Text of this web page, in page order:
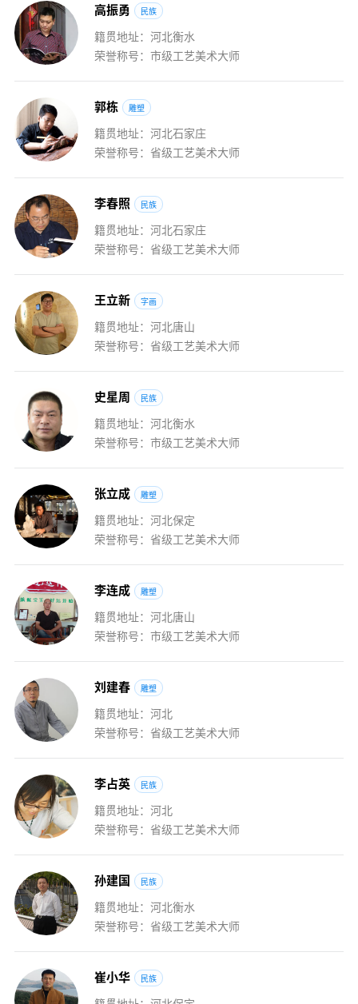
高振勇 民族
籍贯地址：河北衡水
荣誉称号：市级工艺美术大师
郭栋 雕塑
籍贯地址：河北石家庄
荣誉称号：省级工艺美术大师
李春照 民族
籍贯地址：河北石家庄
荣誉称号：省级工艺美术大师
王立新 字画
籍贯地址：河北唐山
荣誉称号：省级工艺美术大师
史星周 民族
籍贯地址：河北衡水
荣誉称号：市级工艺美术大师
张立成 雕塑
籍贯地址：河北保定
荣誉称号：省级工艺美术大师
李连成 雕塑
籍贯地址：河北唐山
荣誉称号：市级工艺美术大师
刘建春 雕塑
籍贯地址：河北
荣誉称号：省级工艺美术大师
李占英 民族
籍贯地址：河北
荣誉称号：省级工艺美术大师
孙建国 民族
籍贯地址：河北衡水
荣誉称号：省级工艺美术大师
崔小华 民族